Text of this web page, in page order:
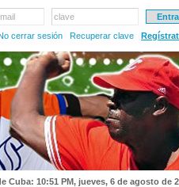
clave
cerrar sesión
Recuperar clave
Cuba: 10:51 PM, jueves, 6 de agosto de